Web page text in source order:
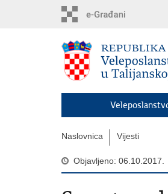
Naslovnica Vijesti
Objavljeno: 06.10.2017.